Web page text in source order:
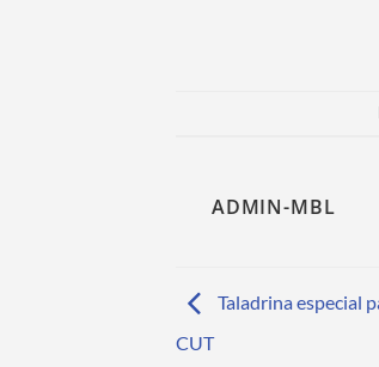
ADMIN-MBL
Taladrina especial
CUT